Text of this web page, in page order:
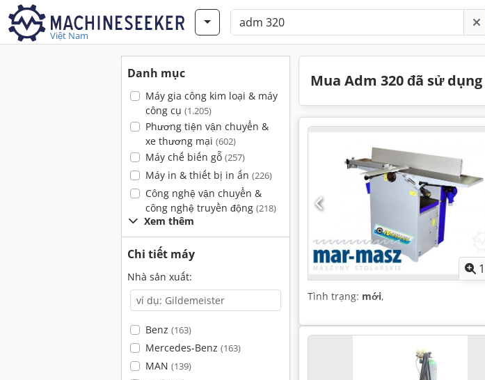
Việt Nam
Danh mục
Máy gia công kim loại & máy
công cụ (1.205)
Phương tiện vận chuyển &
xe thương mại (602)
Máy chế biến gỗ (257)
Máy in & thiết bị in ấn (226)
Công nghệ vận chuyển &
công nghệ truyền động (218)
Xem thêm
Chi tiết máy
Nhà sản xuất:
Benz (163)
Mercedes-Benz (163)
MAN (139)
Mua Adm 320 đã sử dụng
1
Tình trạng: mới,